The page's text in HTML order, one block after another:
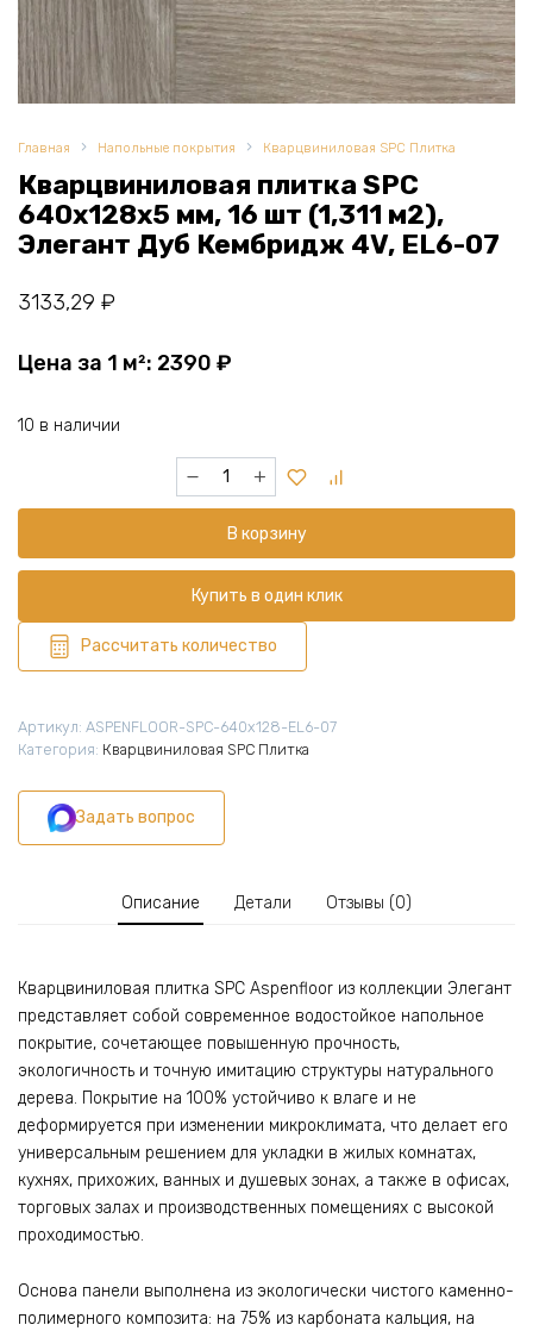
Главная Напольные покрытия Кварцвиниловая SPC Плитка
Кварцвиниловая плитка SPC
640x128х5 мм, 16 шт (1,311 м2),
Элегант Дуб Кембридж 4V, EL6-07
3133,29 ₽
Цена за 1 м²: 2390 ₽
10 в наличии
Количество
товара
плитка
SPC
640x128х5
мм,
16
шт
м2),
Элегант
Кембридж
4V,
EL6-
В корзину
Купить в один клик
Рассчитать количество
Артикул: ASPENFLOOR-SPC-640x128-EL6-07
Категория: Кварцвиниловая SPC Плитка
Задать вопрос
Описание Детали Отзывы (0)
Кварцвиниловая плитка SPC Aspenfloor из коллекции Элегант
представляет собой современное водостойкое напольное
покрытие, сочетающее повышенную прочность,
экологичность и точную имитацию структуры натурального
дерева. Покрытие на 100% устойчиво к влаге и не
деформируется при изменении микроклимата, что делает его
универсальным решением для укладки в жилых комнатах,
кухнях, прихожих, ванных и душевых зонах, а также в офисах,
торговых залах и производственных помещениях с высокой
проходимостью.
Основа панели выполнена из экологически чистого каменно-
полимерного композита: на 75% из карбоната кальция, на